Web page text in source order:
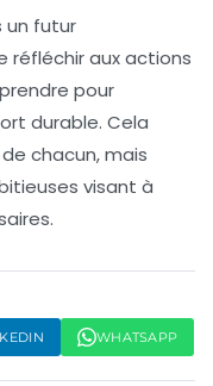
un futur
réfléchir aux actions
pour
durable. Cela
chacun, mais
visant à
WHATSAPP